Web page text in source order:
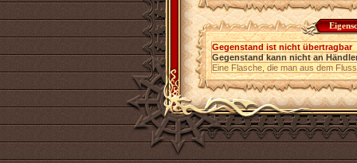
Gegenstand ist nicht übertragbar
Gegenstand kann nicht an
Eine Flasche, die man aus dem